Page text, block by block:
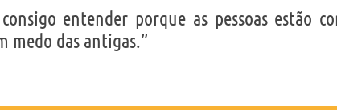
entender porque as pessoas estão
medo das antigas.”